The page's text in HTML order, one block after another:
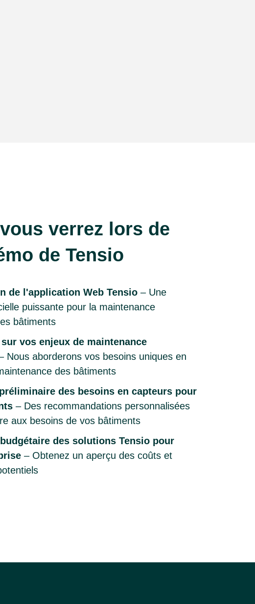
verrez lors de
de Tensio
de l'application Web Tensio– Une
puissante pour la maintenance
bâtiments
vos enjeux de maintenance
Nous aborderons vos besoins uniques en
des bâtiments
des besoins en capteurs pour
– Des recommandations personnalisées
aux besoins de vos bâtiments
des solutions Tensio pour
– Obtenez un aperçu des coûts et